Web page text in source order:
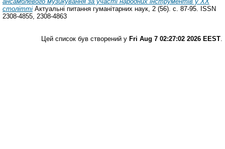
столітті Актуальнi питання гуманiтарних наук, 2 (56). с. 87-95. ISSN
2308-4855, 2308-4863
Цей список був створений у Fri Aug 7 02:27:02 2026 EEST